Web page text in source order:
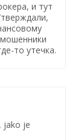
и тут
то утечка.
jako je